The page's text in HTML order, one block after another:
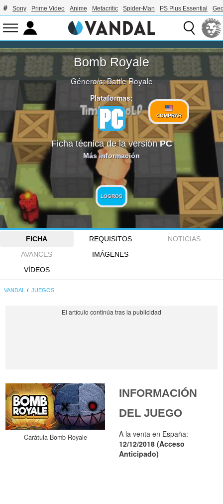
Sony Prime Video Anime Metacritic Spider-Man PS Plus Essential
Bomb Royale
Género/s:Battle Royale
Plataformas:
COMPRAR
Ficha técnica de la versiónPC
Más información
LOGROS
FICHA REQUISITOS
NOTICIAS
AVANCES
IMÁGENES
VÍDEOS
VANDAL JUEGOS
Carátula Bomb Royale
INFORMACIÓN
DEL JUEGO
A la venta en España:
12/12/2018 (Acceso
Anticipado)